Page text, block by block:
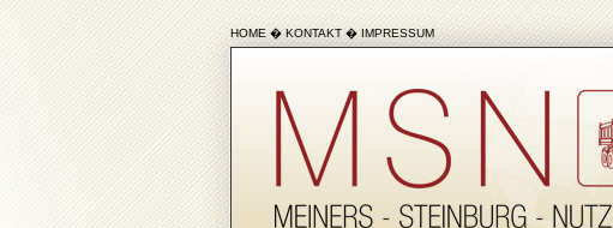
HOME �KONTAKT �IMPRESSUM